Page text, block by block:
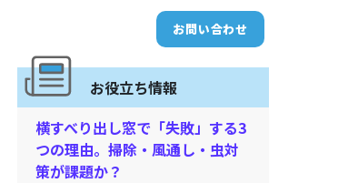
お問い合わせ
お役立ち情報
横すべり出し窓で「失敗」する3
つの理由。掃除・風通し・虫対
策が課題か？